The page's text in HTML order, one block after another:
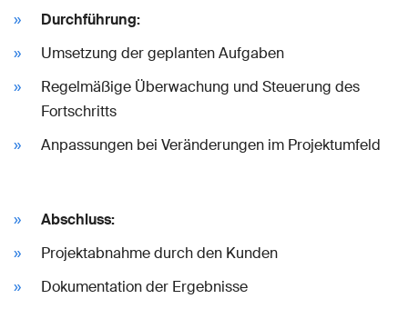
Durchführung:
Umsetzung der geplanten Aufgaben
Regelmäßige Überwachung und Steuerung des
Fortschritts
Anpassungen bei Veränderungen im Projektumfeld
Abschluss:
Projektabnahme durch den Kunden
Dokumentation der Ergebnisse